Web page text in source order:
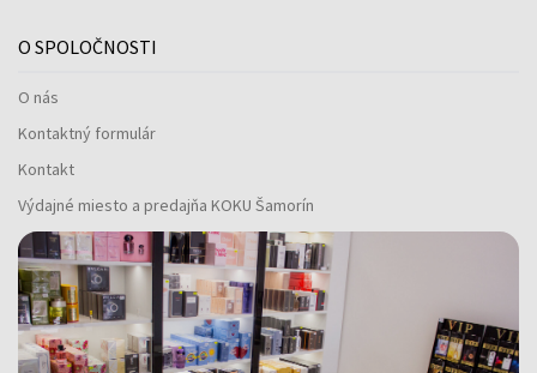
O SPOLOČNOSTI
O nás
Kontaktný formulár
Kontakt
Výdajné miesto a predajňa KOKU Šamorín